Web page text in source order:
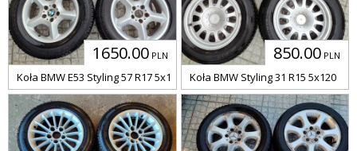
1650.00 PLN
Koła BMW E53 Styling 57 R17 5x120
850.00 PLN
Koła BMW Styling 31 R15 5x120